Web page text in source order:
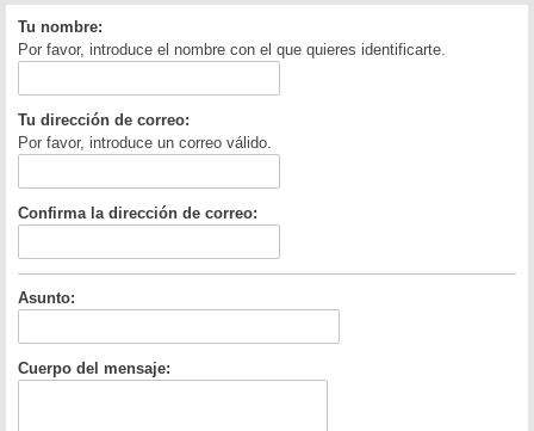
Tu nombre:
Por favor, introduce el nombre con el que quieres identificarte.
Tu dirección de correo:
Por favor, introduce un correo válido.
Confirma la dirección de correo:
Asunto:
Cuerpo del mensaje: